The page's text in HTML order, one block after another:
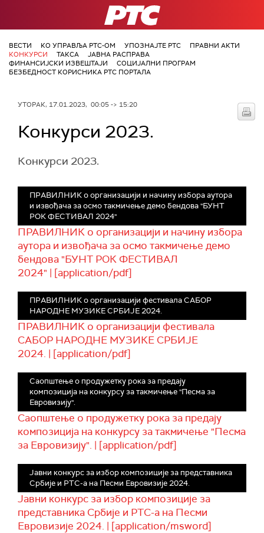
РТС
ВЕСТИ КО УПРАВЉА РТС-ОМ УПОЗНАЈТЕ РТС
ПРАВНИ АКТИ
КОНКУРСИ
ТАКСА
ЈАВНА РАСПРАВА
ФИНАНСИЈСКИ ИЗВЕШТАЈИ
СОЦИЈАЛНИ ПРОГРАМ
БЕЗБЕДНОСТ КОРИСНИКА РТС ПОРТАЛА
УТОРАК, 17.01.2023, 00:05 -> 15:20
Конкурси 2023.
Конкурси 2023.
ПРАВИЛНИК о организацији и начину избора аутора
и извођача за осмо такмичење демо бендова "БУНТ
РОК ФЕСТИВАЛ 2024"
ПРАВИЛНИК о организацији и начину избора
аутора и извођача за осмо такмичење демо
бендова "БУНТ РОК ФЕСТИВАЛ
2024" | [application/pdf]
ПРАВИЛНИК о организацији фестивала САБОР
НАРОДНЕ МУЗИКЕ СРБИЈЕ 2024.
ПРАВИЛНИК о организацији фестивала
САБОР НАРОДНЕ МУЗИКЕ СРБИЈЕ
2024. | [application/pdf]
Саопштење о продужетку рока за предају
композиција на конкурсу за такмичење "Песма за
Евровизију".
Саопштење о продужетку рока за предају
композиција на конкурсу за такмичење "Песма
за Евровизију". | [application/pdf]
Јавни конкурс за избор композиције за представника
Србије и РТС-а на Песми Евровизије 2024.
Јавни конкурс за избор композиције за
представника Србије и РТС-а на Песми
Евровизије 2024. | [application/msword]